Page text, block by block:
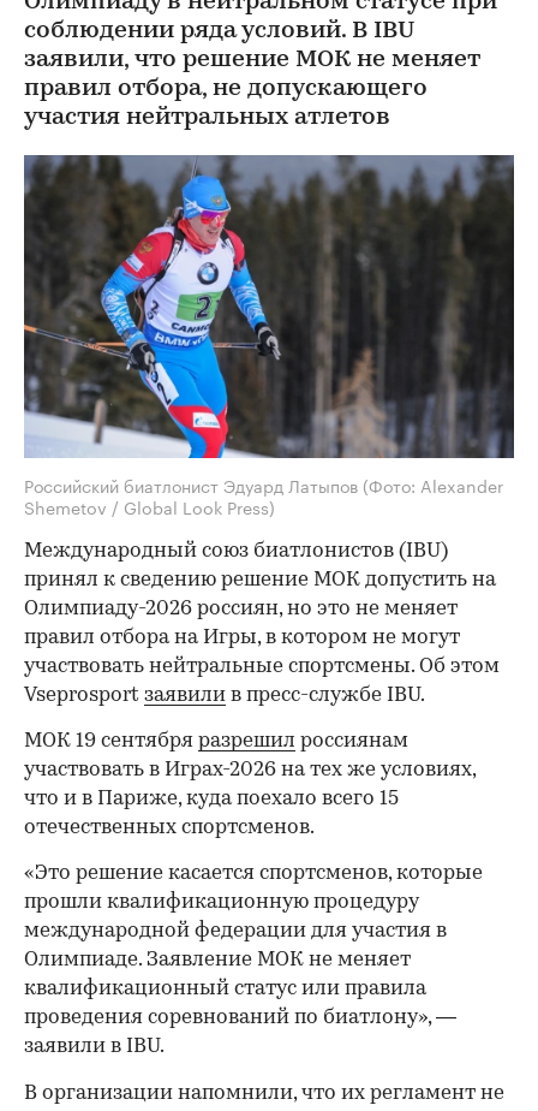
соблюдении ряда условий. В IBU
заявили, что решение МОК не меняет
правил отбора, не допускающего
участия нейтральных атлетов
Российский биатлонист Эдуард Латыпов (Фото: Alexander
Shemetov / Global Look Press)
Международный союз биатлонистов (IBU)
принял к сведению решение МОК допустить на
Олимпиаду-2026 россиян, но это не меняет
правил отбора на Игры, в котором не могут
участвовать нейтральные спортсмены. Об этом
Vseprosport заявили в пресс-службе IBU.
МОК 19 сентября разрешил россиянам
участвовать в Играх-2026 на тех же условиях,
что и в Париже, куда поехало всего 15
отечественных спортсменов.
«Это решение касается спортсменов, которые
прошли квалификационную процедуру
международной федерации для участия в
Олимпиаде. Заявление МОК не меняет
квалификационный статус или правила
проведения соревнований по биатлону», —
заявили в IBU.
В организации напомнили, что их регламент не